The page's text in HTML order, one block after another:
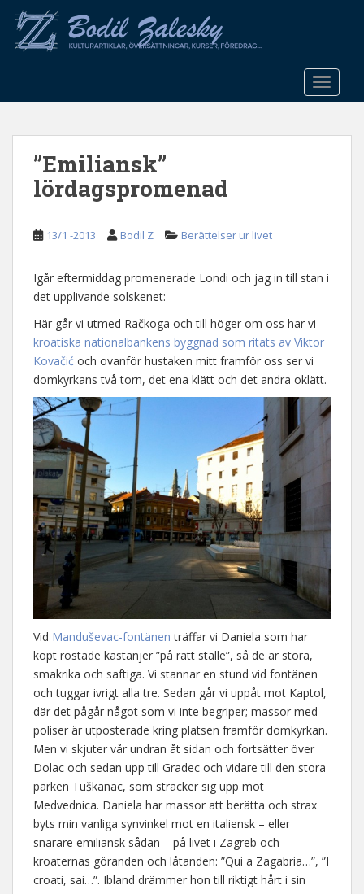
o
”Emiliansk”
lördagspromenad
13/1 -2013 Bodil Z Berättelser ur livet
Igår eftermiddag promenerade Londi och jag in till stan i
det upplivande solskenet:
Här går vi utmed Račkoga och till höger om oss har vi
kroatiska nationalbankens byggnad som ritats av Viktor
Kovačić och ovanför hustaken mitt framför oss ser vi
domkyrkans två torn, det ena klätt och det andra oklätt.
Vid Manduševac-fontänen träffar vi Daniela som har
köpt rostade kastanjer ”på rätt ställe”, så de är stora,
smakrika och saftiga. Vi stannar en stund vid fontänen
och tuggar ivrigt alla tre. Sedan går vi uppåt mot Kaptol,
där det pågår något som vi inte begriper; massor med
poliser är utposterade kring platsen framför domkyrkan.
Men vi skjuter vår undran åt sidan och fortsätter över
Dolac och sedan upp till Gradec och vidare till den stora
parken Tuškanac, som sträcker sig upp mot
Medvednica. Daniela har massor att berätta och strax
byts min vanliga synvinkel mot en italiensk – eller
snarare emiliansk sådan – på livet i Zagreb och
kroaternas göranden och låtanden: ”Qui a Zagabria…”, ”I
croati, sai…”. Ibland drämmer hon till riktigt hårt i sin